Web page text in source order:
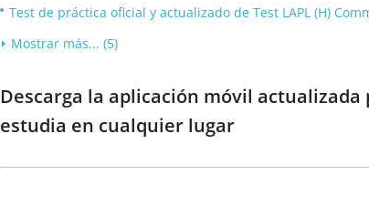
Test de práctica oficial y actualizado de Test LAPL (H)
Mostrar más... (5)
Descarga la aplicación móvil actualizada
estudia en cualquier lugar